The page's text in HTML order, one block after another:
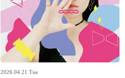
2026.04.21 Tue